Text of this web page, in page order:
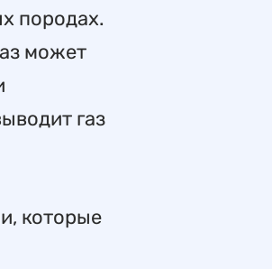
породах.
может
газ
которые